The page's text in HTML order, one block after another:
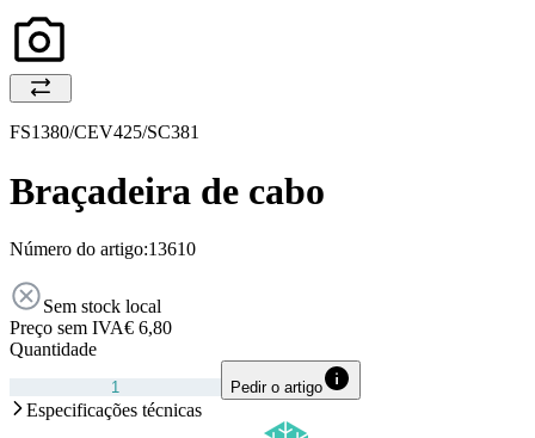
FS1380/CEV425/SC381
Braçadeira de cabo
Número do artigo:13610
Sem stock local
Preço sem IVA€ 6,80
Quantidade
Pedir o artigo
Especificações técnicas